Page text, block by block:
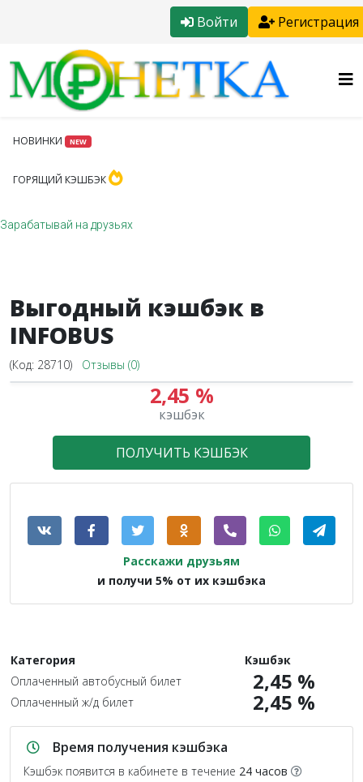
Войти Регистрация
НОВИНКИ NEW
ГОРЯЩИЙ КЭШБЭК
Зарабатывай на друзьях
Выгодный кэшбэк в
INFOBUS
(Код: 28710) Отзывы (0)
2,45 %
кэшбэк
ПОЛУЧИТЬ КЭШБЭК
Расскажи друзьям
и получи 5% от их кэшбэка
Категория
Кэшбэк
Оплаченный автобусный билет
2,45 %
Оплаченный ж/д билет 2,45 %
Время получения кэшбэка
Кэшбэк появится в кабинете в течение 24 часов